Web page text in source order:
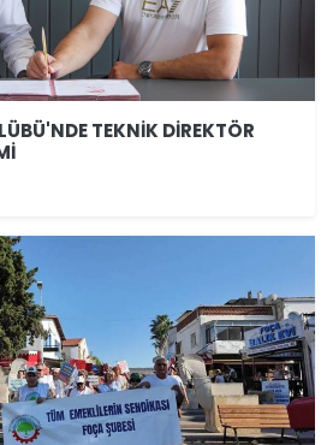
TEKNİK DİREKTÖR